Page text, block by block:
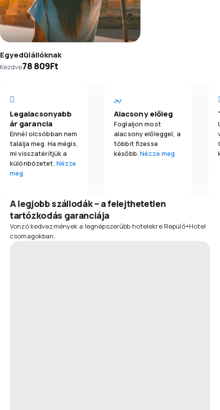
Egyedülállóknak
Kezdve78 809Ft
Legalacsonyabb
ár garancia
Ennél olcsóbban nem
találja meg. Ha mégis,
mi visszatérítjük a
különbözetet. Nézze
meg
Alacsony előleg
Foglaljon most
alacsony előleggel, a
többit fizesse
később.Nézze meg
A legjobb szállodák – a felejthetetlen
tartózkodás garanciája
Vonzó kedvezmények a legnépszerűbb hotelekre Repülő+Hotel
csomagokban.